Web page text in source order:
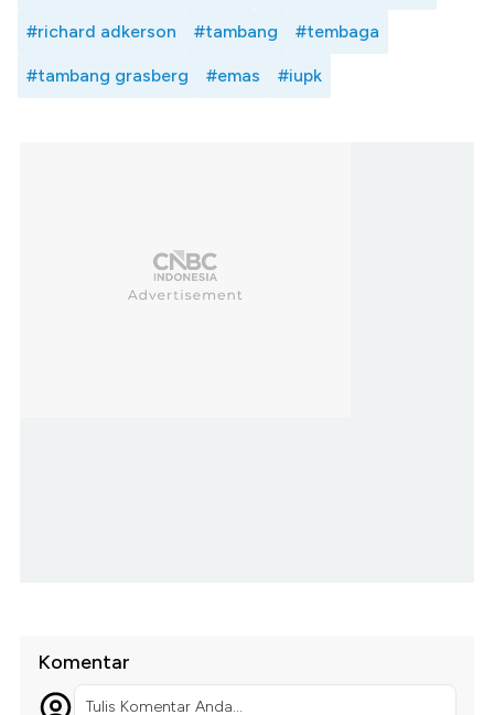
#richard adkerson #tambang #tembaga
#tambang grasberg #emas #iupk
Komentar
Tulis Komentar Anda...